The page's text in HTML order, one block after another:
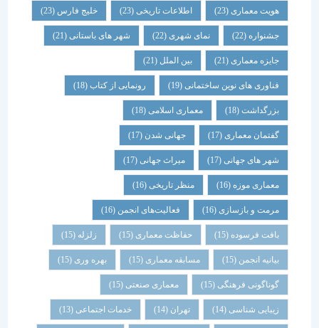
هویت معماری (23) اطلاعات تاریخی(23) خلیج فارس(23)
جشنواره(22) نمای شهری(22) شهر های باستانی (21)
جایزه معماری (21) بین الملل(21)
فناوری های نوین ساختمانی(19) رونمایی از کتاب (18)
بزرگداشت (18) معماری اسلامی(18)
گفتمان معماری (17) جهانی شدن(17)
شهر های جهانی(17) میراث جهانی(17)
معماری موزه(16) منظر تاریخی (16)
مرمت و بازسازی(16) فعالیت‌های انجمن(16)
بافت فرسوده (15) حفاظت معماری (15) زلزله
بیانیه انجمن(15) مسابقه معماری (15) بهره وری(15)
گوناگونی فرهنگی (15) معماری صنعتی(15)
زیبایی شناسی (14) تهران خدمات اجتماعی (13)